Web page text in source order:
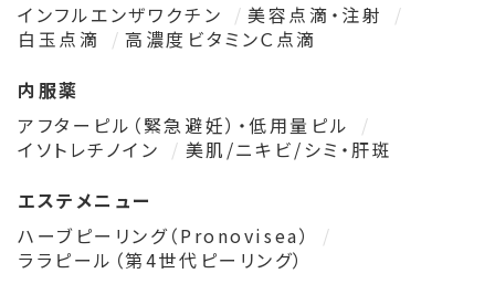
インフルエンザワクチン
美容点滴・注射
白玉点滴
高濃度ビタミンＣ点滴
内服薬
アフターピル（緊急避妊）・低用量ピル
イソトレチノイン
美肌/ニキビ/シミ・肝斑
エステメニュー
ハーブピーリング（Pronovisea）
ララピール（第4世代ピーリング）